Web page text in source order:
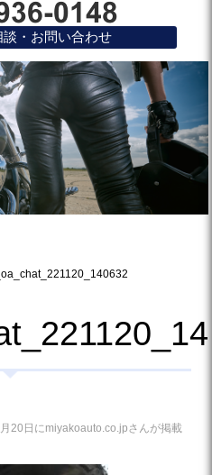
・お問い合わせ
20日にmiyakoauto.co.jpさんが掲載